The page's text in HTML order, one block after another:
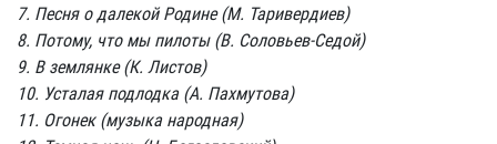
7. Песня о далекой Родине (М. Таривердиев)
8. Потому, что мы пилоты (В. Соловьев-Седой)
9. В землянке (К. Листов)
10. Усталая подлодка (А. Пахмутова)
11. Огонек (музыка народная)